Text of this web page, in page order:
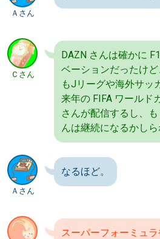
Ａさん
Ｃさん
DAZN さんは確かに
ベーションだったけ
もJリーグや海外サッ
来年の FIFA ワールド
さんが配信するし、
んは継続になるかしら
Ａさん
なるほど。
スーパーフォーミュラ